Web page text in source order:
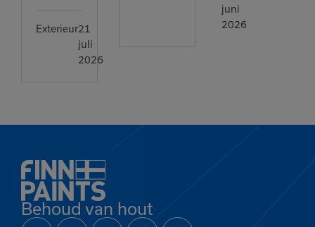
Exterieur21
juli
2026
juni
2026
Behoud van hout